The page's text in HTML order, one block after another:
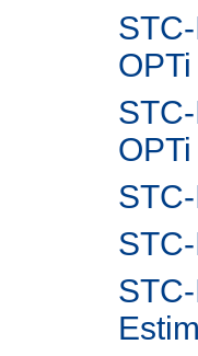
OPTi
OPTi